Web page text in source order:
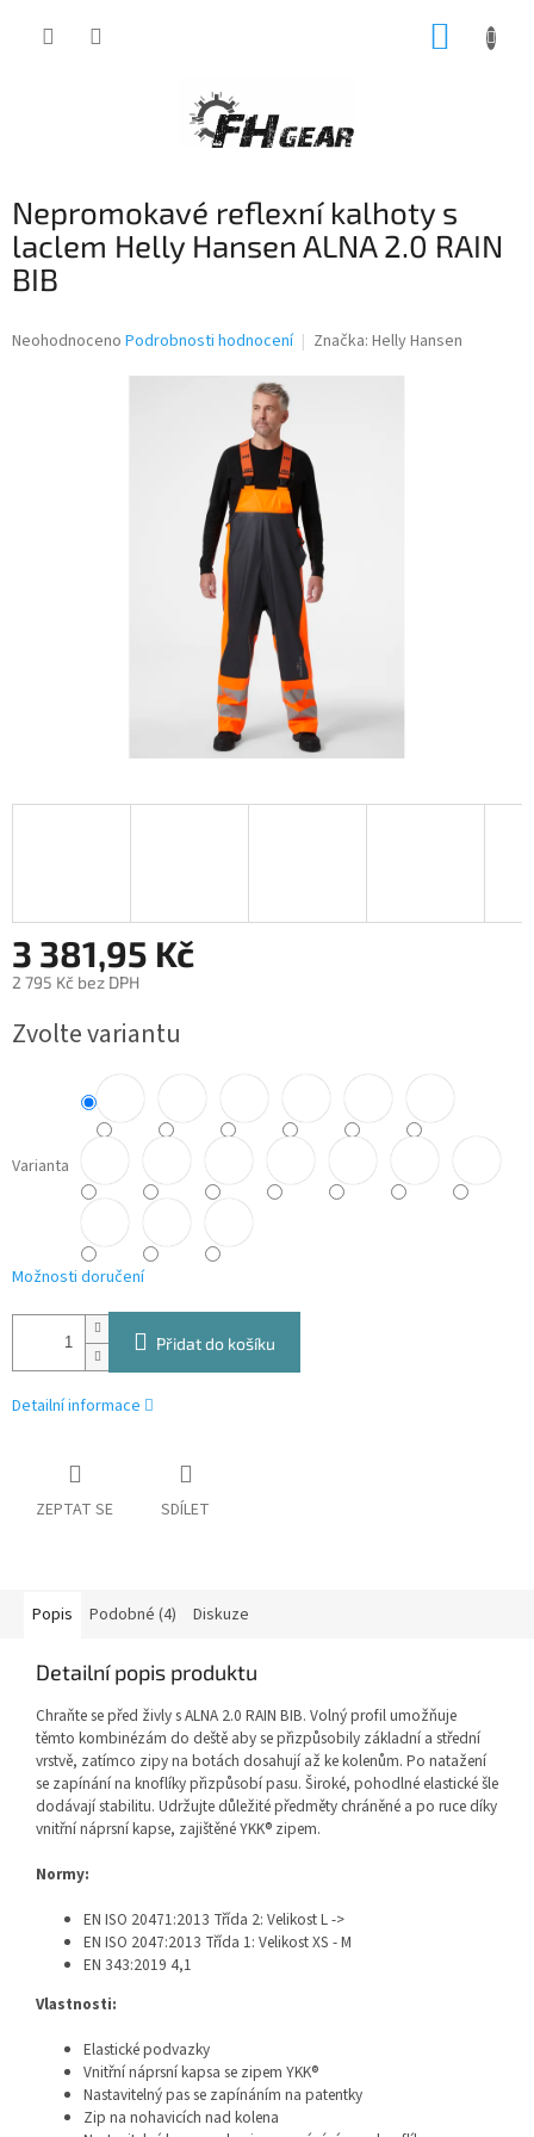
Nepromokavé reflexní kalhoty s
laclem Helly Hansen ALNA 2.0 RAIN
BIB
Průměrné
Neohodnoceno Podrobnosti hodnocení Značka: Helly Hansen
3 381,95 Kč
2 795 Kč bez DPH
cena:
Zvolte variantu
Varianta
Možnosti doručení
Přidat do košíku
Detailní informace
ZEPTAT SE SDÍLET
Popis Podobné (4) Diskuze
Detailní popis produktu
Chraňte se před živly s ALNA 2.0 RAIN BIB. Volný profil umožňuje
těmto kombinézám do deště aby se přizpůsobily základní a střední
vrstvě, zatímco zipy na botách dosahují až ke kolenům. Po natažení
se zapínání na knoflíky přizpůsobí pasu. Široké, pohodlné elastické šle
dodávají stabilitu. Udržujte důležité předměty chráněné a po ruce díky
vnitřní náprsní kapse, zajištěné YKK® zipem.
Normy:
EN ISO 20471:2013 Třída 2: Velikost L ->
EN ISO 2047:2013 Třída 1: Velikost XS - M
EN 343:2019 4,1
Vlastnosti:
Elastické podvazky
Vnitřní náprsní kapsa se zipem YKK®
Nastavitelný pas se zapínáním na patentky
Zip na nohavicích nad kolena